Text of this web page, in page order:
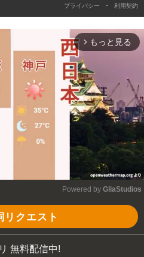
プライバシー - 利用契約
arrow_forward_ios もっと見る
Powered by GliaStudios
リクエスト
無料配信中!